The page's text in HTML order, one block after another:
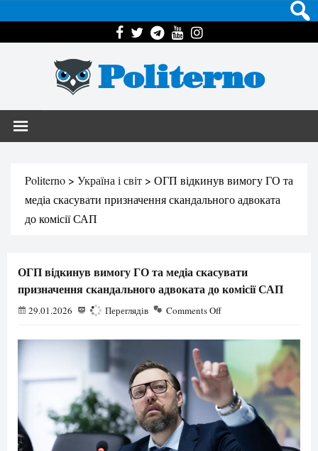
Politerno
Politerno > Україна і світ > ОГП відкинув вимогу ГО та
медіа скасувати призначення скандального адвоката
до комісії САП
ОГП відкинув вимогу ГО та медіа скасувати
призначення скандального адвоката до комісії САП
29.01.2026 551 Переглядів Comments Off